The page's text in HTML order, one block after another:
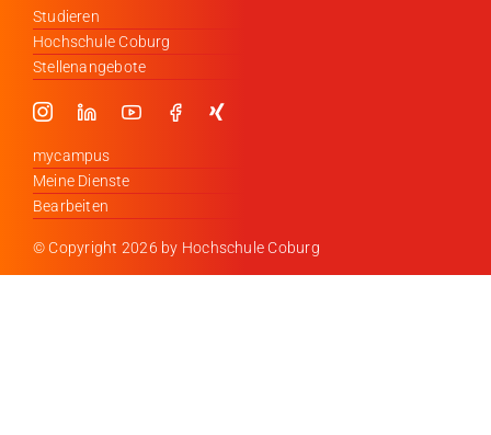
Studieren
Hochschule Coburg
Stellenangebote
mycampus
Meine Dienste
Bearbeiten
© Copyright 2026 by Hochschule Coburg